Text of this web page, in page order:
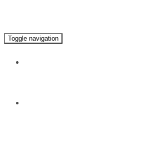
Toggle navigation